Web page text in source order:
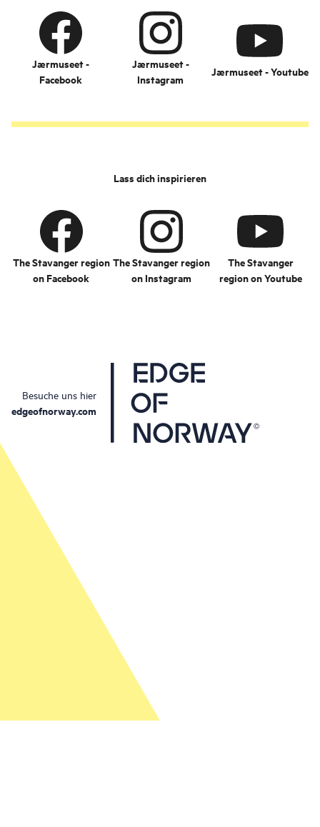
Jærmuseet -
Facebook
Jærmuseet -
Instagram
Jærmuseet - Youtube
Lass dich inspirieren
The Stavanger region
on Facebook
The Stavanger region
on Instagram
The Stavanger
region on Youtube
Besuche uns hier
edgeofnorway.com